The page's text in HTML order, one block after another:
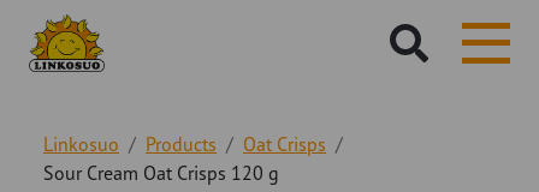
sivustolta:
Linkosuo Products
Oat Crisps
Sour Cream Oat Crisps 120 g